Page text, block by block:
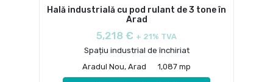
Hală industrială cu pod rulant de 3 tone în
Arad
5,218 € + 21% TVA
Spațiu industrial de închiriat
Aradul Nou, Arad
1,087 mp